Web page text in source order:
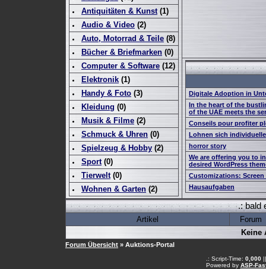
Antiquitäten & Kunst(1)
Audio & Video (2)
Auto, Motorrad & Teile (8)
Bücher & Briefmarken (0)
Computer & Software (12)
Elektronik (1)
Handy & Foto (3)
Kleidung (0)
Musik & Filme (2)
Schmuck & Uhren (0)
Spielzeug & Hobby (2)
Sport(0)
Tierwelt(0)
Wohnen & Garten (2)
Digitale Adoption in
In the heart of the
of the UAE meets the
Conseils pour profiter
Lohnen sich
horror story
We are offering you to
desired WordPress
Customizations:
Hausaufgaben
.: bald
Artikel
Forum
Keine
Forum Übersicht » Auktions-Portal
.: Script-Time: 0,000||
Powered by ASP-